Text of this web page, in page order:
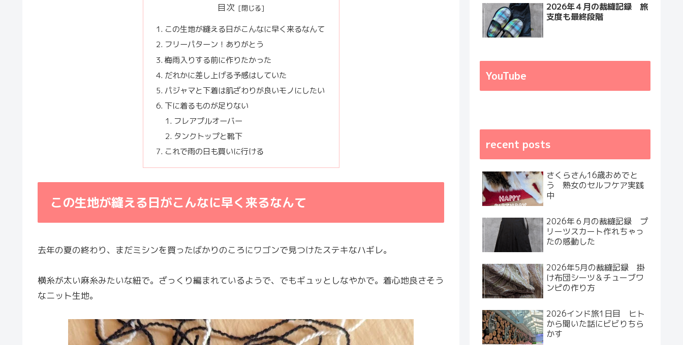
目次
この生地が縫える日がこんなに早く来るなんて
フリーパターン！ありがとう
梅雨入りする前に作りたかった
だれかに差し上げる予感はしていた
パジャマと下着は肌ざわりが良いモノにしたい
下に着るものが足りない
フレアプルオーバー
タンクトップと靴下
これで雨の日も買いに行ける
この生地が縫える日がこんなに早く来るなんて
去年の夏の終わり、まだミシンを買ったばかりのころにワゴンで見つけたステキなハギレ。
横糸が太い麻糸みたいな紐で。ざっくり編まれているようで、でもギュッとしなやかで。着心地良さそう
なニット生地。
2026年４月の裁縫記録 旅
支度も最終段階
YouTube
recent posts
さくらさん16歳おめでと
う 熟女のセルフケア実践
中
2026年６月の裁縫記録 プ
リーツスカート作れちゃっ
たの感動した
2026年5月の裁縫記録 掛
け布団シーツ＆チューブワ
ンピの作り方
2026インド旅1日目 ヒト
から聞いた話にビビりちら
かす